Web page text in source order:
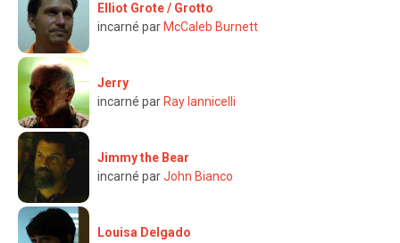
Elliot Grote / Grotto
incarné par McCaleb Burnett
Jerry
incarné par Ray Iannicelli
Jimmy the Bear
incarné parJohn Bianco
Louisa Delgado